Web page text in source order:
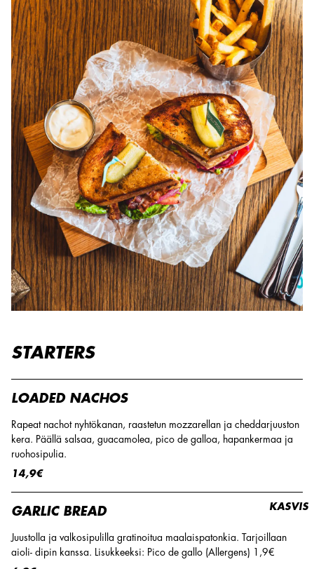
STARTERS
LOADED NACHOS
Rapeat nachot nyhtökanan, raastetun mozzarellan ja cheddarjuuston
kera. Päällä salsaa, guacamolea, pico de galloa, hapankermaa ja
ruohosipulia.
14,9€
GARLIC BREAD
Juustolla ja valkosipulilla gratinoitua maalaispatonkia. Tarjoillaan
aioli- dipin kanssa. Lisukkeeksi: Pico de gallo (Allergens) 1,9€
KASVIS